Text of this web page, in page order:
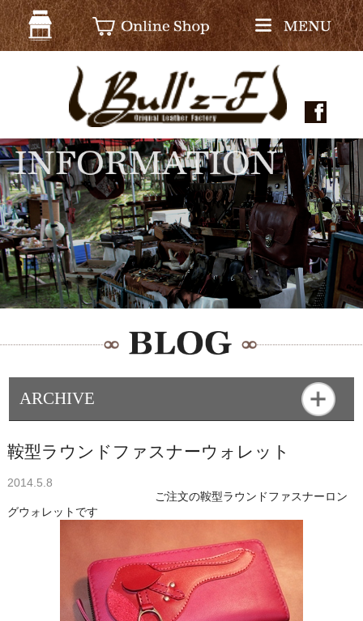
ARCHIVE
鞍型ラウンドファスナーウォレット
2014.5.8
ご注文の鞍型ラウンドファスナーロン
グウォレットです